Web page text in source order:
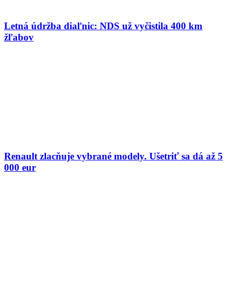
Letná údržba diaľnic: NDS už vyčistila 400 km
žľabov
Renault zlacňuje vybrané modely. Ušetriť sa dá až 5
000 eur